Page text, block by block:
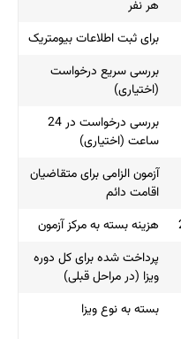
هر نفر
برای ثبت اطلاعات بیومتریک
بررسی سریع درخواست
(اختیاری)
بررسی درخواست در 24
ساعت (اختیاری)
آزمون الزامی برای متقاضیان
اقامت دائم
هزینه بسته به مرکز آزمون
پرداخت شده برای کل دوره
ویزا (در مراحل قبلی)
بسته به نوع ویزا